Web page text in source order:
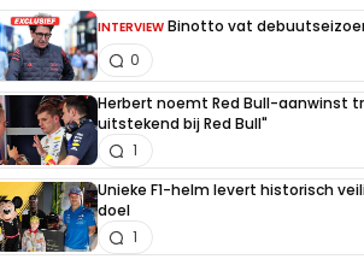
KARMA heeft zijn weg gevonden naar
wereldkampioen MOETEN zijn, maar
kampioenschap spannend MOEST
Max, Perez en het hele RedBull team,
Meepraten? Dat kan! Je hoeft je alleen
INTERVIEW Binotto vat
0
Herbert noemt Red Bull-aanwinst
uitstekend bij Red Bull"
1
Unieke F1-helm levert historisch
doel
1